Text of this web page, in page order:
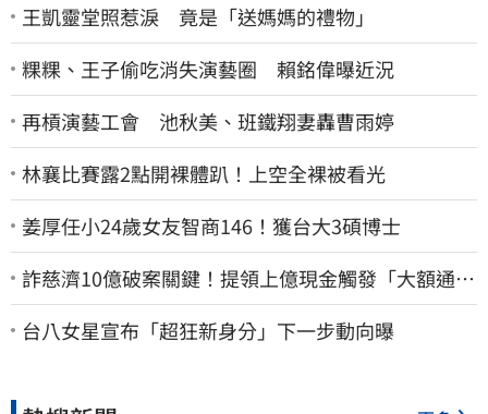
王凱靈堂照惹淚 竟是「送媽媽的禮物」
粿粿、王子偷吃消失演藝圈 賴銘偉曝近況
再槓演藝工會 池秋美、班鐵翔妻轟曹雨婷
林襄比賽露2點開裸體趴！上空全裸被看光
姜厚任小24歲女友智商146！獲台大3碩博士
詐慈濟10億破案關鍵！提領上億現金觸發「大額通
報」神鬼律師遭擊落內幕
台八女星宣布「超狂新身分」下一步動向曝